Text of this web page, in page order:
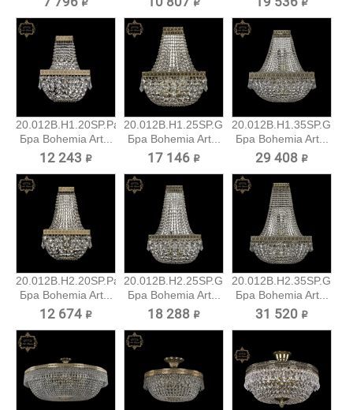
7 796 ₽ 10 807 ₽ 19 536 ₽
20.012B.H1.20SP.Pa
Бра Bohemia Art...
12 243 ₽
20.012B.H1.25SP.GB
Бра Bohemia Art...
17 146 ₽
20.012B.H1.35SP.GB
Бра Bohemia Art...
29 408 ₽
20.012B.H2.20SP.Pa
Бра Bohemia Art...
12 674 ₽
20.012B.H2.25SP.GB
Бра Bohemia Art...
18 288 ₽
20.012B.H2.35SP.GB
Бра Bohemia Art...
31 520 ₽